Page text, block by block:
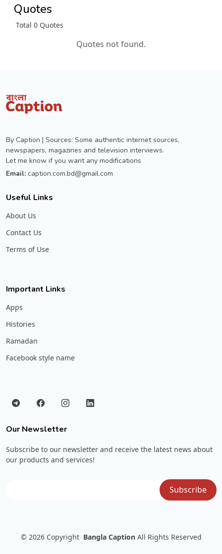
Quotes
Total 0 Quotes
Quotes not found.
By Caption | Sources: Some authentic internet sources,
newspapers, magazines and television interviews.
Let me know if you want any modifications
Email: caption.com.bd@gmail.com
Useful Links
About Us
Contact Us
Terms of Use
Important Links
Apps
Histories
Ramadan
Facebook style name
Our Newsletter
Subscribe to our newsletter and receive the latest news about
our products and services!
© 2026 Copyright Bangla Caption All Rights Reserved